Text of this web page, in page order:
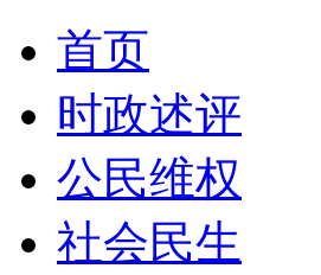
首页
时政述评
公民维权
社会民生